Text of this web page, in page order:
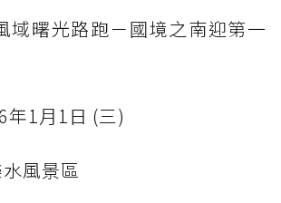
域曙光路跑－國境之南迎第一
年1月1日 (三)
風景區